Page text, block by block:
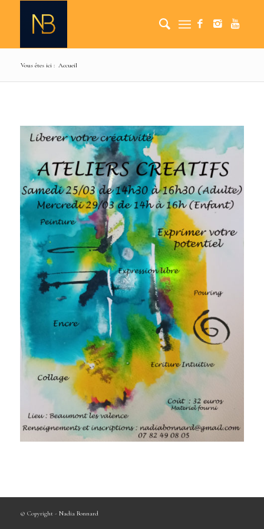
Vous êtes ici : Accueil
© Copyright - Nadia Bonnard